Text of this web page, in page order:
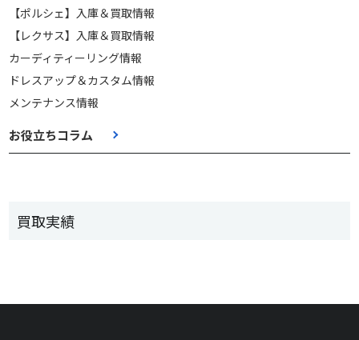
【ポルシェ】入庫＆買取情報
【レクサス】入庫＆買取情報
カーディティーリング情報
ドレスアップ＆カスタム情報
メンテナンス情報
お役立ちコラム
買取実績